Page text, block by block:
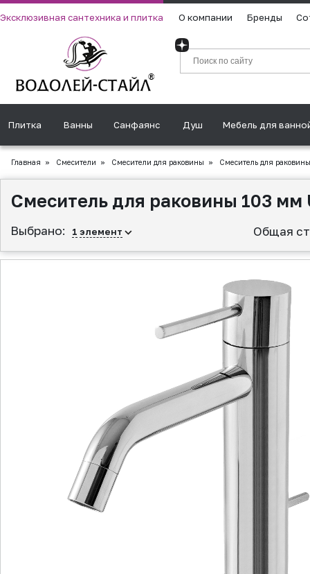
Эксклюзивная сантехника и плитка О компании Бренды
Плитка Ванны Санфаянс Душ Мебель для
Главная » Смесители » Смесители для раковины » Смеситель для
Смеситель для раковины 103 мм
Выбрано: 1 элемент Общая